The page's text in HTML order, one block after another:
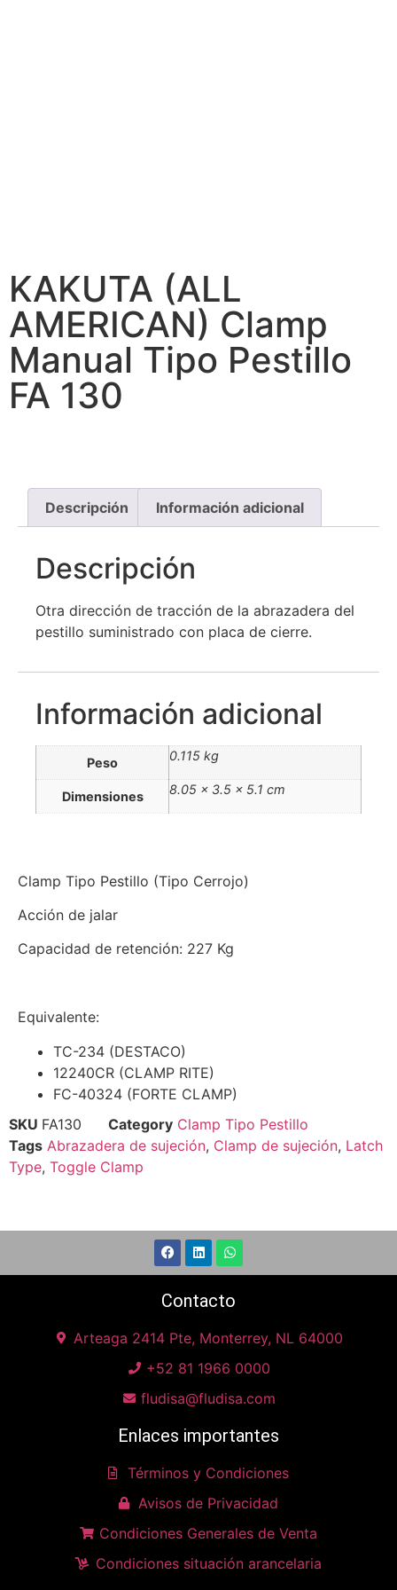
KAKUTA (ALL
AMERICAN) Clamp
Manual Tipo Pestillo
FA 130
Descripción Información adicional
Descripción
Otra dirección de tracción de la abrazadera del
pestillo suministrado con placa de cierre.
Información adicional
Peso 0.115 kg
Dimensiones 8.05 × 3.5 × 5.1 cm
Clamp Tipo Pestillo (Tipo Cerrojo)
Acción de jalar
Capacidad de retención: 227 Kg
Equivalente:
TC-234 (DESTACO)
12240CR (CLAMP RITE)
FC-40324 (FORTE CLAMP)
SKU FA130 Category Clamp Tipo Pestillo
Tags Abrazadera de sujeción, Clamp de sujeción, Latch
Type, Toggle Clamp
Contacto
Arteaga 2414 Pte, Monterrey, NL 64000
+52 81 1966 0000
fludisa@fludisa.com
Enlaces importantes
Términos y Condiciones
Avisos de Privacidad
Condiciones Generales de Venta
Condiciones situación arancelaria